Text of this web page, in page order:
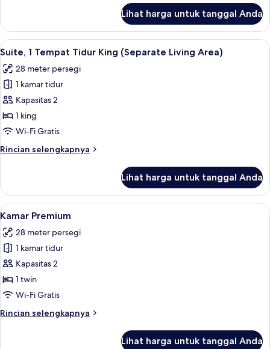
Suite,
Tempat
King
(Living
Lihat harga untuk tanggal Anda
Lihat
semua
foto
untuk
Suite,
1
Tempat
King
Area)
Seprai premium, selimut bulu
2
Suite, 1 Tempat Tidur King (Separate Living Area)
28 meter persegi
1 kamar tidur
Kapasitas 2
1 king
Wi-Fi Gratis
Rincian selengkapnya
Rincian
Suite,
Tempat
King
(Separate
Area)
Lihat harga untuk tanggal Anda
Lihat
semua
foto
untuk
Kamar
Premium
Seprai premium, selimut bulu
2
Kamar Premium
28 meter persegi
1 kamar tidur
Kapasitas 2
1 twin
Wi-Fi Gratis
Rincian selengkapnya
Rincian
Lihat harga untuk tanggal Anda